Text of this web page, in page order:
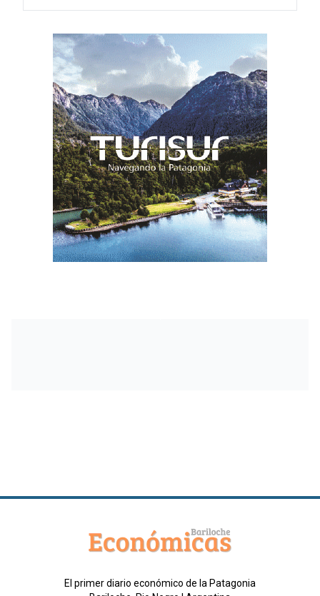
El primer diario económico de la Patagonia